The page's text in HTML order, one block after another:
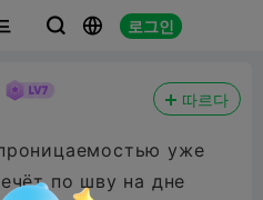
  로그인
따르다
уже
по шву на дне